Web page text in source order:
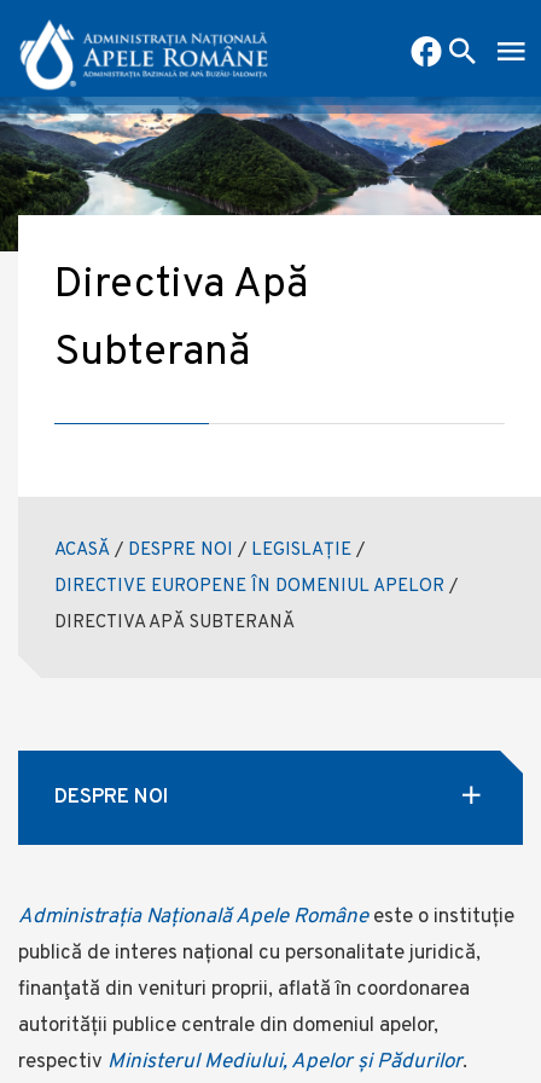
Directiva Apă
Subterană
ACASĂ / DESPRE NOI / LEGISLAȚIE /
DIRECTIVE EUROPENE ÎN DOMENIUL APELOR /
DIRECTIVA APĂ SUBTERANĂ
DESPRE NOI
Administrația Națională Apele Româneeste o instituție
publică de interes național cu personalitate juridică,
finanţată din venituri proprii, aflată în coordonarea
autorității publice centrale din domeniul apelor,
respectiv Ministerul Mediului, Apelor și Pădurilor.